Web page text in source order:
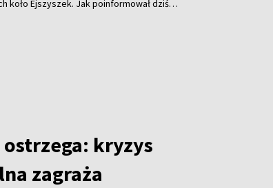
koło Ejszyszek. Jak poinformował dziś
kryzys
zagraża